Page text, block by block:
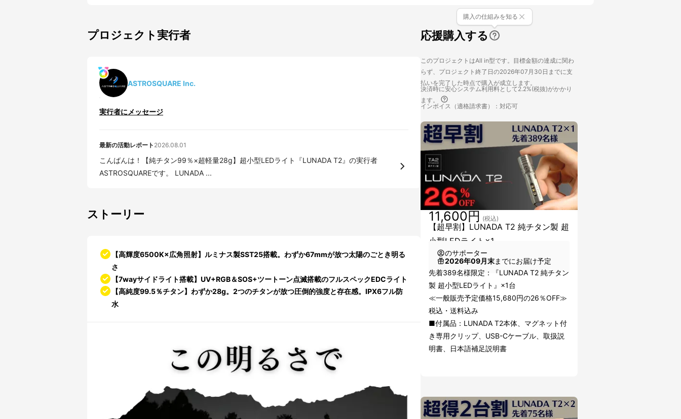
プロジェクト実行者
ASTROSQUARE Inc.
実行者にメッセージ
最新の活動レポート 2026.08.01
こんばんは！【純チタン99％×超軽量28g】超小型LEDライト『LUNADA T2』の実行者
ASTROSQUAREです。 LUNADA ...
ストーリー
【高輝度6500K×広角照射】ルミナス製SST25搭載。わずか67mmが放つ太陽のごとき明る
さ
【7wayサイドライト搭載】UV+RGB＆SOS+ツートーン点滅搭載のフルスペックEDCライト
【高純度99.5％チタン】わずか28g。2つのチタンが放つ圧倒的強度と存在感。IPX6フル防
水
応援購入する
購入の仕組みを知る
このプロジェクトはAll in型です。目標金額の達成に関わ
らず、プロジェクト終了日の2026年07月30日までに支
払いを完了した時点で購入が成立します。
決済時に安心システム利用料として2.2%(税抜)がかかり
ます。
インボイス（適格請求書）：対応可
【超早割】LUNADA T2 純チタン製 超
小型LEDライト×1
11,600円 (税込)
のサポーター
2026年09月末までにお届け予定
先着389名様限定：『LUNADA T2 純チタン
製 超小型LEDライト』×1台
≪一般販売予定価格15,680円の26％OFF≫
税込・送料込み
■付属品：LUNADA T2本体、マグネット付
き専用クリップ、USB-Cケーブル、取扱説
明書、日本語補足説明書